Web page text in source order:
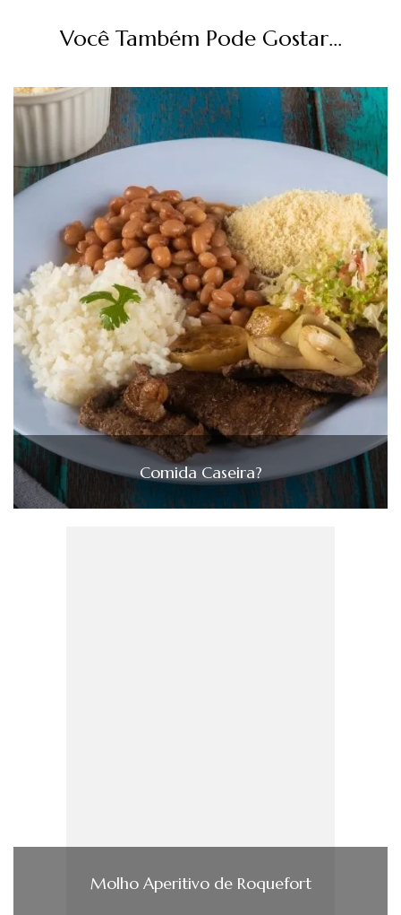
Você Também Pode Gostar...
Comida Caseira?
Molho Aperitivo de Roquefort